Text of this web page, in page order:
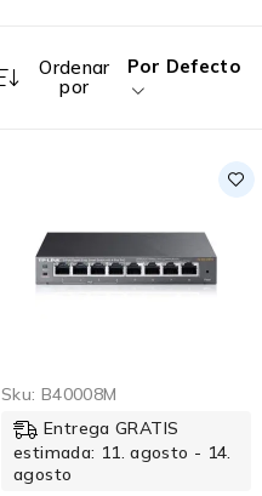
Ordenar
por
Por Defecto
Sku: B40008M
Entrega GRATIS
estimada: 11. agosto - 14.
agosto